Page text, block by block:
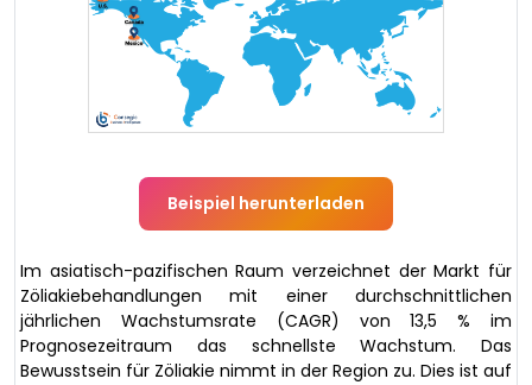
Beispiel herunterladen
Im asiatisch-pazifischen Raum verzeichnet der Markt für
Zöliakiebehandlungen mit einer durchschnittlichen
jährlichen Wachstumsrate (CAGR) von 13,5 % im
Prognosezeitraum das schnellste Wachstum. Das
Bewusstsein für Zöliakie nimmt in der Region zu. Dies ist auf